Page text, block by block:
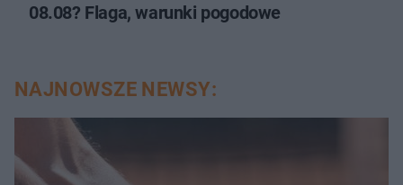
08.08? Flaga, warunki pogodowe
NAJNOWSZE NEWSY: